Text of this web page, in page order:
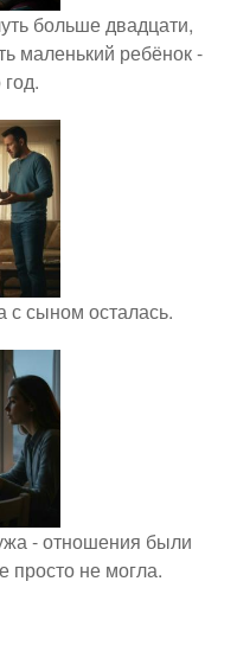
больше двадцати,
маленький ребёнок -
с сыном осталась.
- отношения были
просто не могла.